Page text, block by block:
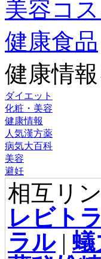
美容コス
健康食品
健康情
ダイエット
化粧・美容
健康情報
人気漢方薬
病気大百科
美容
避妊
相互リ
レビトラ
ラル| 蟻